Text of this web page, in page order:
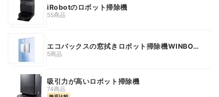
iRobotのロボット掃除機
55商品
エコバックスの窓拭きロボット掃除機WINBOT
シリーズ
5商品
吸引力が高いロボット掃除機
74商品